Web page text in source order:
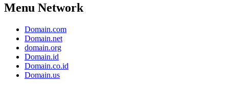
Menu Network
Domain.com
Domain.net
domain.org
Domain.id
Domain.co.id
Domain.us